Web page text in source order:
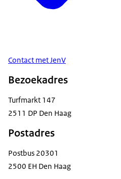
Contact met JenV
Bezoekadres
Turfmarkt 147
2511 DP Den Haag
Postadres
Postbus 20301
2500 EH Den Haag